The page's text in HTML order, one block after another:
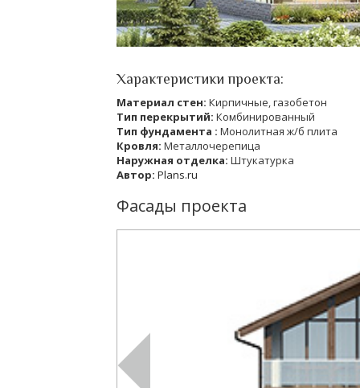
Характеристики проекта:
Материал стен: Кирпичные, газобетон
Тип перекрытий: Комбинированный
Тип фундамента : Монолитная ж/б плита
Кровля: Металлочерепица
Наружная отделка: Штукатурка
Автор: Plans.ru
Фасады проекта